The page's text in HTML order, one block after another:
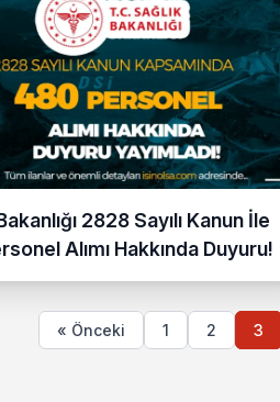
2828 Sayılı Kanun İle
Alımı Hakkında Duyuru!
« Önceki 1 2 3